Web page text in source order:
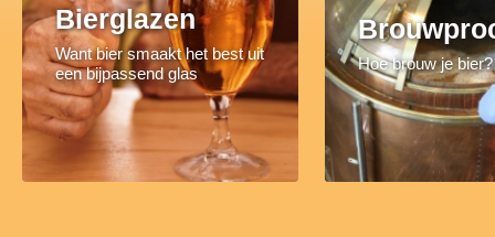
Bierglazen
Want bier smaakt het best uit
een bijpassend glas
Hoe brouw je bier?